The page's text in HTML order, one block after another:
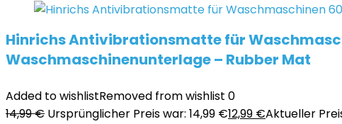
Hinrichs Antivibrationsmatte für
Waschmaschinenunterlage – Rubber Mat
Added to wishlistRemoved from wishlist 0
14,99€ Ursprünglicher Preis war: 14,99 €12,99 €Aktueller